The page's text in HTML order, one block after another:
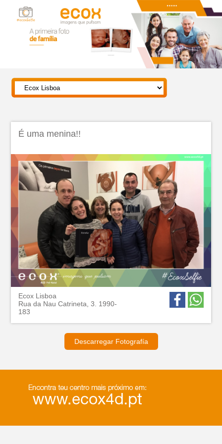
É uma menina!!
Ecox Lisboa
Rua da Nau Catrineta, 3. 1990-
183
Descarregar Fotografía